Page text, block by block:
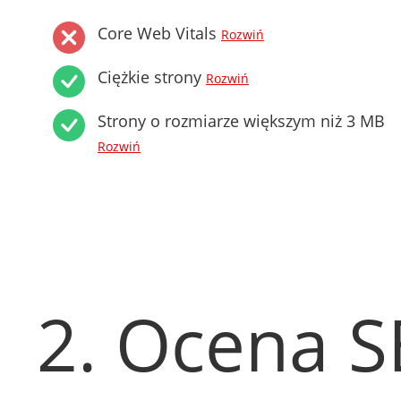
Core Web Vitals Rozwiń
Ciężkie strony Rozwiń
Strony o rozmiarze większym niż 3 MB
Rozwiń
2. Ocena